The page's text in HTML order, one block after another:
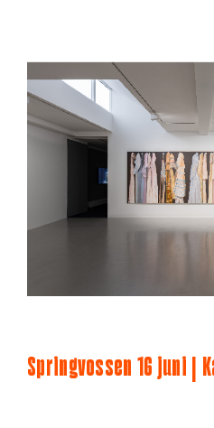
Springvossen 16 juni |